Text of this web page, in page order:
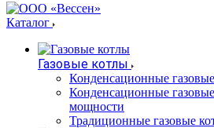
Каталог
Газовые котлы
Конденсационные
Конденсационные
мощности
Традиционные газовые